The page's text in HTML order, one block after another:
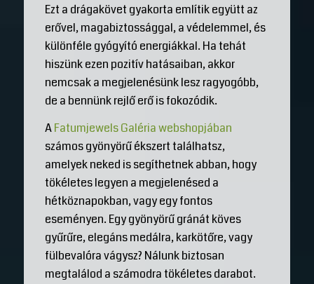
Ezt a drágakövet gyakorta említik együtt az
erővel, magabiztossággal, a védelemmel, és
különféle gyógyító energiákkal. Ha tehát
hiszünk ezen pozitív hatásaiban, akkor
nemcsak a megjelenésünk lesz ragyogóbb,
de a bennünk rejlő erő is fokozódik.
AFatumjewels Galéria webshopjában
számos gyönyörű ékszert találhatsz,
amelyek neked is segíthetnek abban, hogy
tökéletes legyen a megjelenésed a
hétköznapokban, vagy egy fontos
eseményen. Egy gyönyörű gránát köves
gyűrűre, elegáns medálra, karkötőre, vagy
fülbevalóra vágysz? Nálunk biztosan
megtalálod a számodra tökéletes darabot.